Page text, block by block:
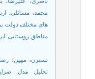
های مختلف دولت
مناطق روستایی
تحلیل مدل